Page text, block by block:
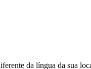
da língua da sua